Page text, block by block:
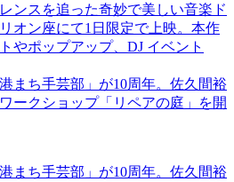
ンスを追った奇妙で美しい音楽ド
オン座にて1日限定で上映。本作
やポップアップ、DJ イベント
まち手芸部」が10周年。佐久間裕
ークショップ「リペアの庭」を開
まち手芸部」が10周年。佐久間裕